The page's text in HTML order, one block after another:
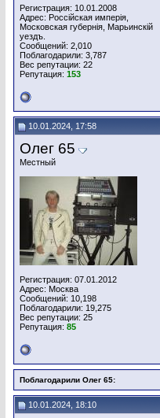
Регистрация: 10.01.2008
Адрес: Россiйская имперiя,
Московская губернiя, Марьинскiй
уездъ.
Сообщений: 2,010
Поблагодарили: 3,787
Вес репутации: 22
Репутация: 153
10.01.2024, 17:58
Олег 65
Местный
Регистрация: 07.01.2012
Адрес: Москва
Сообщений: 10,198
Поблагодарили: 19,275
Вес репутации: 25
Репутация: 85
Поблагодарили Олег 65:
10.01.2024, 18:10